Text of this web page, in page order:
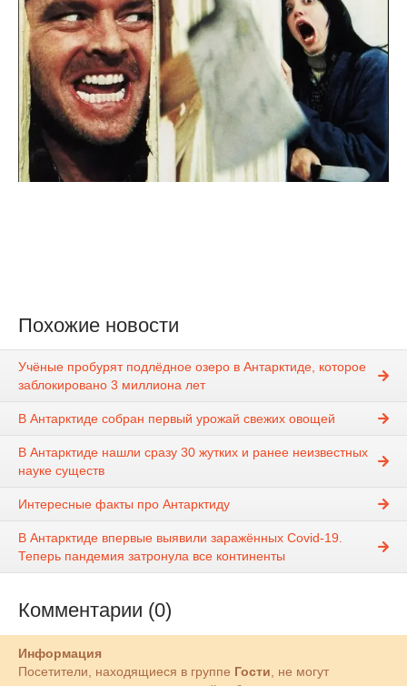
Похожие новости
Учёные пробурят подлёдное озеро в Антарктиде, которое
заблокировано 3 миллиона лет
В Антарктиде собран первый урожай свежих овощей
В Антарктиде нашли сразу 30 жутких и ранее неизвестных
науке существ
Интересные факты про Антарктиду
В Антарктиде впервые выявили заражённых Covid-19.
Теперь пандемия затронула все континенты
Комментарии (0)
Информация
Посетители, находящиеся в группе Гости , не могут